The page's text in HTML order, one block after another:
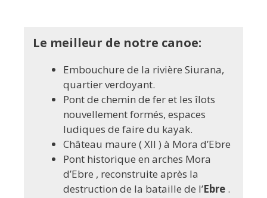
Le meilleur de notre canoe:
Embouchure de la rivière Siurana,
quartier verdoyant.
Pont de chemin de fer et les îlots
nouvellement formés, espaces
ludiques de faire du kayak.
Château maure ( XII ) à Mora d’Ebre
Pont historique en arches Mora
d’Ebre , reconstruite après la
destruction de la bataille de l’Ebre .